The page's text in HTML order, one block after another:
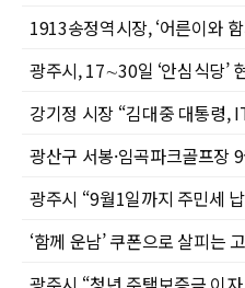
광주시, 17∼30일 ‘안심식당’
강기정 시장 “김대중 대통령,
광산구 서봉·임곡파크골프장
광주시 “9월1일까지 주민세
‘함께 운남’ 쿠폰으로 살피는